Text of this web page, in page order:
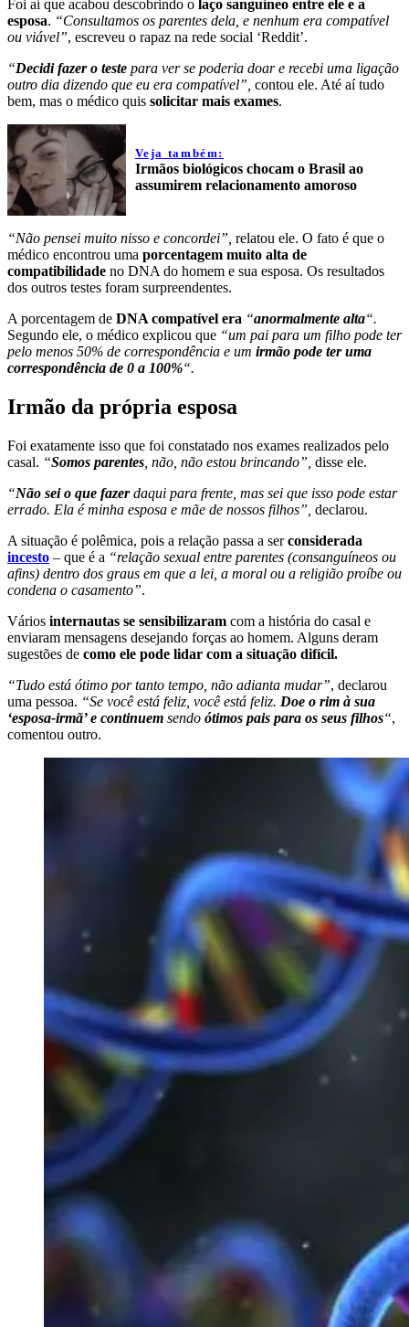
Foi aí que acabou descobrindo o laço sanguíneo entre ele e a
esposa. “Consultamos os parentes dela, e nenhum era compatível
ou viável”, escreveu o rapaz na rede social ‘Reddit’.
“Decidi fazer o teste para ver se poderia doar e recebi uma ligação
outro dia dizendo que eu era compatível”, contou ele. Até aí tudo
bem, mas o médico quis solicitar mais exames.
Veja também:
Irmãos biológicos chocam o Brasil ao
assumirem relacionamento amoroso
“Não pensei muito nisso e concordei”, relatou ele. O fato é que o
médico encontrou uma porcentagem muito alta de
compatibilidade no DNA do homem e sua esposa. Os resultados
dos outros testes foram surpreendentes.
A porcentagem de DNA compatível era “anormalmente alta“.
Segundo ele, o médico explicou que “um pai para um filho pode ter
pelo menos 50% de correspondência e um irmão pode ter uma
correspondência de 0 a 100%“.
Irmão da própria esposa
Foi exatamente isso que foi constatado nos exames realizados pelo
casal. “Somos parentes , não, não estou brincando”, disse ele.
“Não sei o que fazerdaqui para frente, mas sei que isso pode estar
errado. Ela é minha esposa e mãe de nossos filhos”, declarou.
A situação é polêmica, pois a relação passa a serconsiderada
incesto – que é a “relação sexual entre parentes (consanguíneos ou
afins) dentro dos graus em que a lei, a moral ou a religião proíbe ou
condena o casamento”.
Vários internautas se sensibilizaram com a história do casal e
enviaram mensagens desejando forças ao homem. Alguns deram
sugestões de como ele pode lidar com a situação difícil.
“Tudo está ótimo por tanto tempo, não adianta mudar”, declarou
uma pessoa. “Se você está feliz, você está feliz. Doe o rim à sua
‘esposa-irmã’ e continuem sendo ótimos pais para os seus filhos“,
comentou outro.